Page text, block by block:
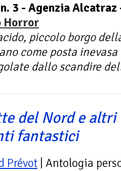
n. 3 - Agenzia Alcatraz
Horror
piccolo borgo
come posta
dallo scandire
del Nord e altri
fantastici
Prévot | Antologia